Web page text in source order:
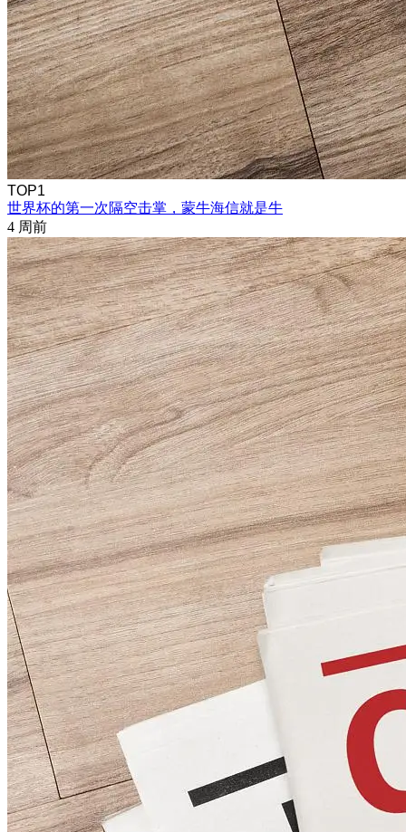
TOP1
世界杯的第一次隔空击掌，蒙牛海信就是牛
4 周前